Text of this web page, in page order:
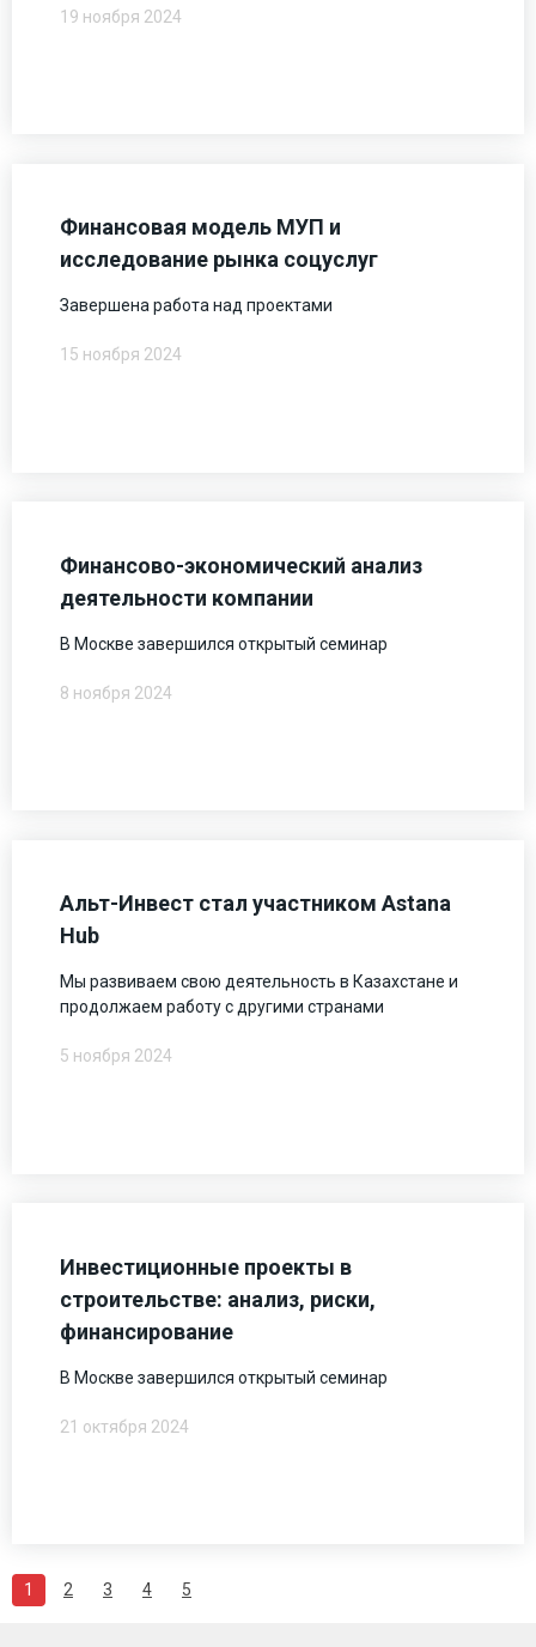
19 ноября 2024
Финансовая модель МУП и
исследование рынка соцуслуг
Завершена работа над проектами
15 ноября 2024
Финансово-экономический анализ
деятельности компании
В Москве завершился открытый семинар
8 ноября 2024
Альт-Инвест стал участником Astana
Hub
Мы развиваем свою деятельность в Казахстане и
продолжаем работу с другими странами
5 ноября 2024
Инвестиционные проекты в
строительстве: анализ, риски,
финансирование
В Москве завершился открытый семинар
21 октября 2024
1 2 3 4 5